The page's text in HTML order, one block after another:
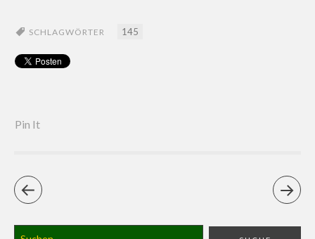
SCHLAGWÖRTER 145
Pin It